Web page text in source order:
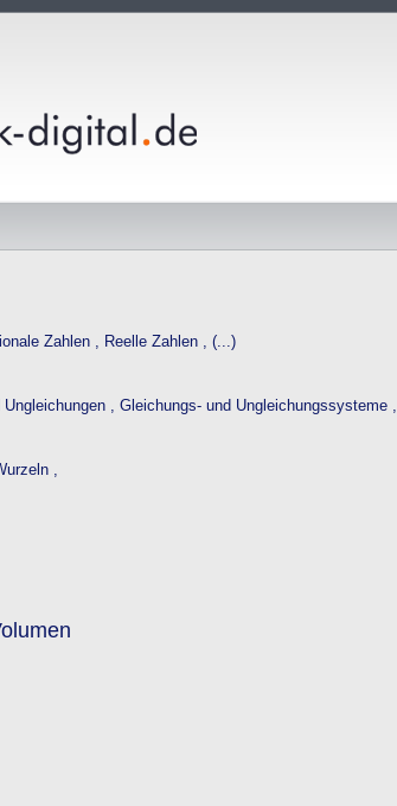
Zahlen , Reelle Zahlen , (...)
, Gleichungs- und Ungleichungssysteme ,
,